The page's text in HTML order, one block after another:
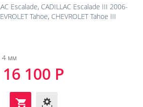
Escalade, CADILLAC Escalade III 2006-
Tahoe, CHEVROLET Tahoe III
4 мм
16 100 Р